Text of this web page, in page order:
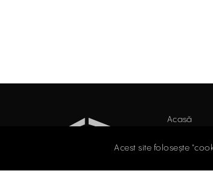
Acasă
Acest site folosește